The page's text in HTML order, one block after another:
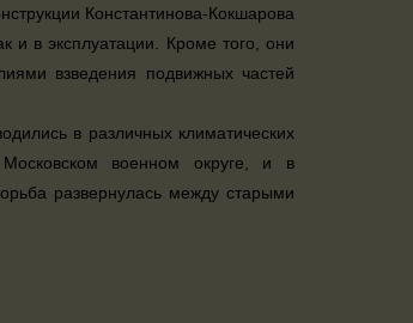
Константинова-Кокшарова
и в эксплуатации. Кроме того, они
взведения подвижных частей
в различных климатических
военном округе, и в
развернулась между старыми